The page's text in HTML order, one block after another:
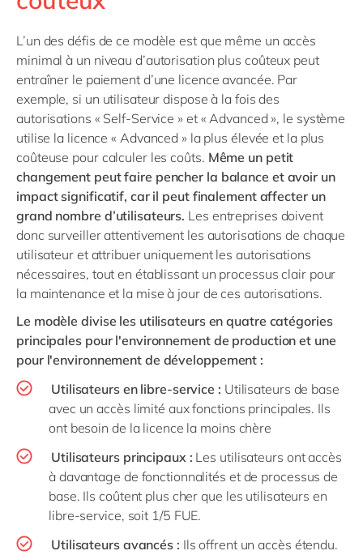
L’un des défis de ce modèle est que même un accès
minimal à un niveau d’autorisation plus coûteux peut
entraîner le paiement d’une licence avancée. Par
exemple, si un utilisateur dispose à la fois des
autorisations « Self-Service » et « Advanced », le système
utilise la licence « Advanced » la plus élevée et la plus
coûteuse pour calculer les coûts. Même un petit
changement peut faire pencher la balance et avoir un
impact significatif, car il peut finalement affecter un
grand nombre d’utilisateurs. Les entreprises doivent
donc surveiller attentivement les autorisations de chaque
utilisateur et attribuer uniquement les autorisations
nécessaires, tout en établissant un processus clair pour
la maintenance et la mise à jour de ces autorisations.
Le modèle divise les utilisateurs en quatre catégories
principales pour l'environnement de production et une
pour l'environnement de développement :
Utilisateurs en libre-service : Utilisateurs de base
avec un accès limité aux fonctions principales. Ils
ont besoin de la licence la moins chère
Utilisateurs principaux : Les utilisateurs ont accès
à davantage de fonctionnalités et de processus de
base. Ils coûtent plus cher que les utilisateurs en
libre-service, soit 1/5 FUE.
Utilisateurs avancés : Ils offrent un accès étendu.